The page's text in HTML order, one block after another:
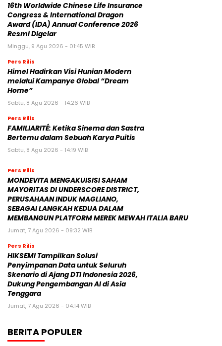
16th Worldwide Chinese Life Insurance
Congress & International Dragon
Award (IDA) Annual Conference 2026
Resmi Digelar
Minggu, 9 Agu 2026 - 01:45 WIB
Pers Rilis
Himel Hadirkan Visi Hunian Modern
melalui Kampanye Global “Dream
Home”
Sabtu, 8 Agu 2026 - 14:26 WIB
Pers Rilis
FAMILIARITÉ: Ketika Sinema dan Sastra
Bertemu dalam Sebuah Karya Puitis
Sabtu, 8 Agu 2026 - 14:19 WIB
Pers Rilis
MONDEVITA MENGAKUISISI SAHAM
MAYORITAS DI UNDERSCORE DISTRICT,
PERUSAHAAN INDUK MAGLIANO,
SEBAGAI LANGKAH KEDUA DALAM
MEMBANGUN PLATFORM MEREK MEWAH ITALIA BARU
Jumat, 7 Agu 2026 - 09:32 WIB
Pers Rilis
HIKSEMI Tampilkan Solusi
Penyimpanan Data untuk Seluruh
Skenario di Ajang DTI Indonesia 2026,
Dukung Pengembangan AI di Asia
Tenggara
Jumat, 7 Agu 2026 - 04:14 WIB
BERITA POPULER